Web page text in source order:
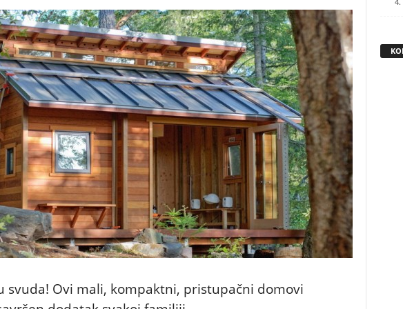
svuda! Ovi mali, kompaktni, pristupačni domovi